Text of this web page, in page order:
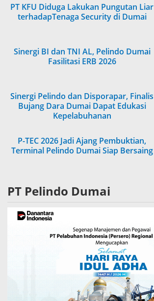
PT KFU Diduga Lakukan Pungutan Liar
terhadapTenaga Security di Dumai
Sinergi BI dan TNI AL, Pelindo Dumai
Fasilitasi ERB 2026
Sinergi Pelindo dan Disporapar, Finalis
Bujang Dara Dumai Dapat Edukasi
Kepelabuhanan
P-TEC 2026 Jadi Ajang Pembuktian,
Terminal Pelindo Dumai Siap Bersaing
PT Pelindo Dumai